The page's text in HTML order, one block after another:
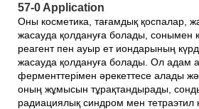
57-0 Application
Оны косметика, тағамдық қоспалар,
жасауда қолдануға болады, сонымен
реагент пен ауыр ет иондарының
жасауда қолдануға болады. Ол адам
ферменттерімен әрекеттесе алады
оның жұмысын тұрақтандырады,
радиациялық синдром мен тетраэтил